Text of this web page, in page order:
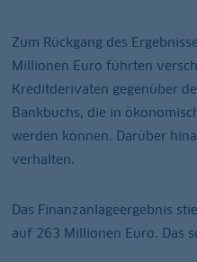
Zum Rückgang des
Millionen Euro führten
Kreditderivaten gegenüber
Bankbuchs, die in
werden können. Darüber
verhalten.
Das Finanzanlageergebnis
auf 263 Millionen Euro. Das